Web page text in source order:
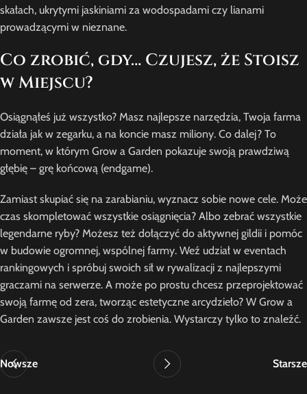
skałach, ukrytymi jaskiniami za wodospadami czy lianami
prowadzącymi w nieznane.
Co zrobić, gdy… Czujesz, że Stoisz
w Miejscu?
Osiągnąłeś już wszystko? Masz najlepsze narzędzia, Twoja farma
działa jak w zegarku, a na koncie masz miliony. Co dalej? To
moment, w którym Grow a Garden pokazuje swoją prawdziwą
głębię – grę końcową (endgame).
Zamiast skupiać się na zarabianiu, wyznacz sobie nowe cele. Może
czas skompletować wszystkie osiągnięcia? Albo zebrać wszystkie
legendarne ryby? Możesz też dołączyć do aktywnej gildii i pomóc
w budowie ogromnej, wspólnej farmy. Weź udział w eventach
rankingowych i spróbuj swoich sił w rywalizacji z najlepszymi
graczami na serwerze. A może po prostu chcesz przeprojektować
swoją farmę od zera, tworząc estetyczne arcydzieło? W Grow a
Garden zawsze jest coś do zrobienia. Wystarczy tylko to znaleźć.
Nowsze Starsze